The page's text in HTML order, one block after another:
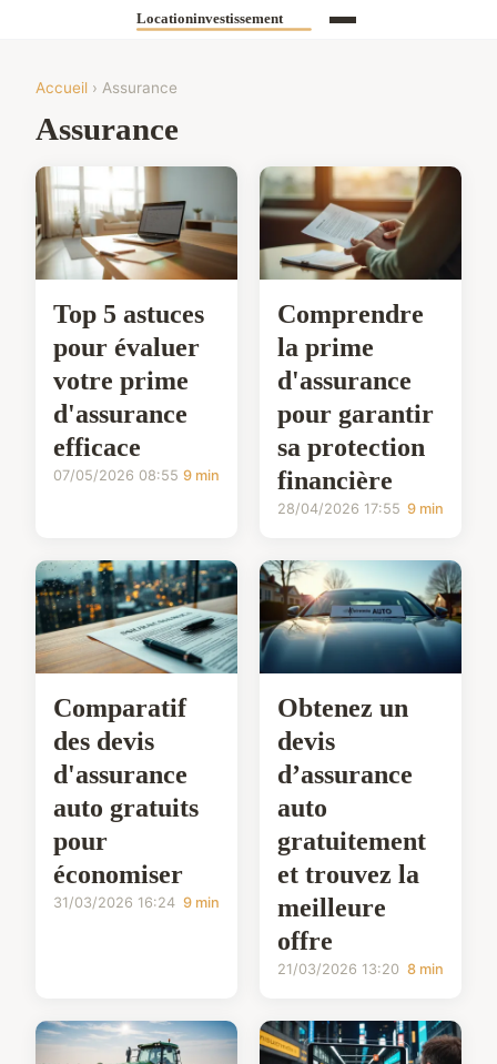
Accueil › Assurance
Assurance
Top 5 astuces
pour évaluer
votre prime
d'assurance
efficace
07/05/2026 08:55 9 min
Comprendre
la prime
d'assurance
pour garantir
sa protection
financière
28/04/2026 17:55 9 min
Comparatif
des devis
d'assurance
auto gratuits
pour
économiser
31/03/2026 16:24 9 min
Obtenez un
devis
d’assurance
auto
gratuitement
et trouvez la
meilleure
offre
21/03/2026 13:20 8 min